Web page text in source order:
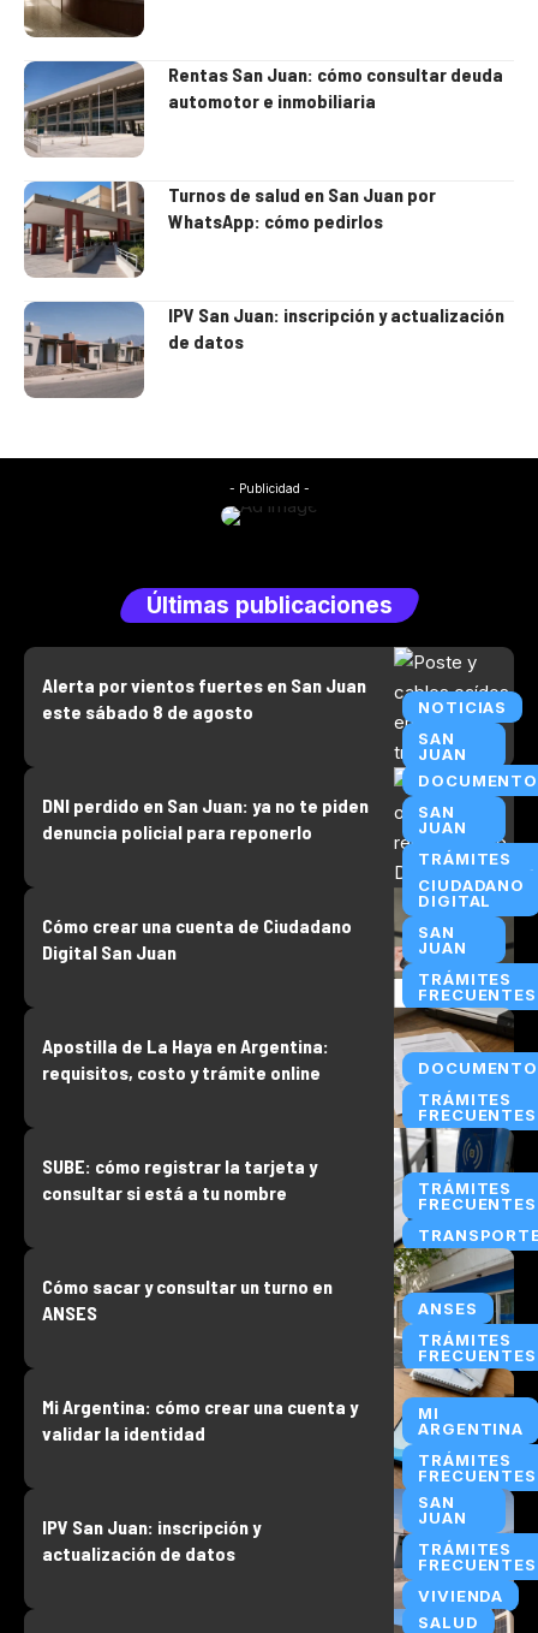
Rentas San Juan: cómo consultar deuda
automotor e inmobiliaria
Turnos de salud en San Juan por
WhatsApp: cómo pedirlos
IPV San Juan: inscripción y actualización
de datos
- Publicidad -
Últimas publicaciones
NOTICIAS
SAN
JUAN
Alerta por vientos fuertes en San Juan
este sábado 8 de agosto
SAN
JUAN
TRÁMITES
FRECUENTES
DNI perdido en San Juan: ya no te piden
denuncia policial para reponerlo
CIUDADANO
DIGITAL
SAN
JUAN
TRÁMITES
FRECUENTES
Cómo crear una cuenta de Ciudadano
Digital San Juan
TRÁMITES
FRECUENTES
Apostilla de La Haya en Argentina:
requisitos, costo y trámite online
TRÁMITES
FRECUENTES
SUBE: cómo registrar la tarjeta y
consultar si está a tu nombre
ANSES
TRÁMITES
FRECUENTES
Cómo sacar y consultar un turno en
ANSES
MI
ARGENTINA
TRÁMITES
FRECUENTES
Mi Argentina: cómo crear una cuenta y
validar la identidad
SAN
JUAN
TRÁMITES
FRECUENTES
VIVIENDA
IPV San Juan: inscripción y
actualización de datos
SALUD